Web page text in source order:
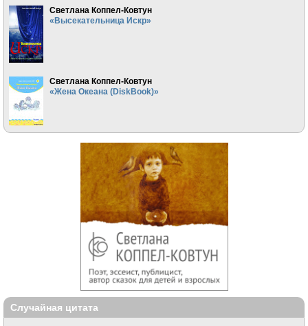
Светлана Коппел-Ковтун
«Высекательница Искр»
Светлана Коппел-Ковтун
«Жена Океана (DiskBook)»
Случайная цитата